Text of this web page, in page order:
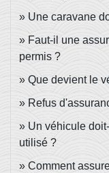
Une caravane
Faut-il une
permis ?
Que devient le
Refus
Un véhicule
utilisé ?
Comment